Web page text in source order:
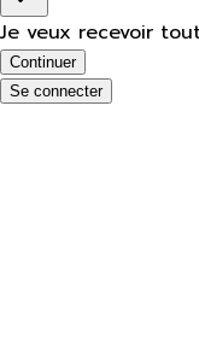
Je veux recevoir
Continuer
Se connecter